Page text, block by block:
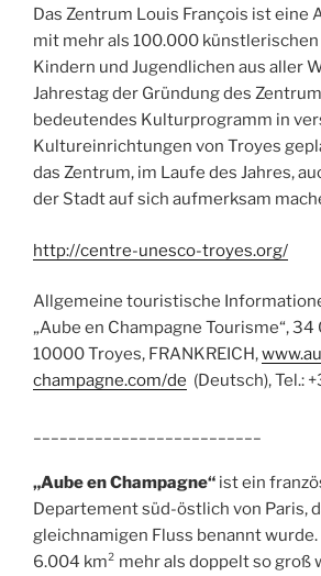
Das Zentrum Louis François ist eine
mit mehr als 100.000
Kindern und Jugendlichen aus aller
Jahrestag der Gründung des
bedeutendes Kulturprogramm in
Kultureinrichtungen von Troyes
das Zentrum, im Laufe des Jahres,
der Stadt auf sich aufmerksam
http://centre-unesco-troyes.org/
Allgemeine touristische
„Aube en Champagne Tourisme“, 34
10000 Troyes, FRANKREICH,
champagne.com/de (Deutsch), Tel.:
„Aube en Champagne“ ist ein
Departement süd-östlich von Paris,
gleichnamigen Fluss benannt
6.004 km² mehr als doppelt so groß